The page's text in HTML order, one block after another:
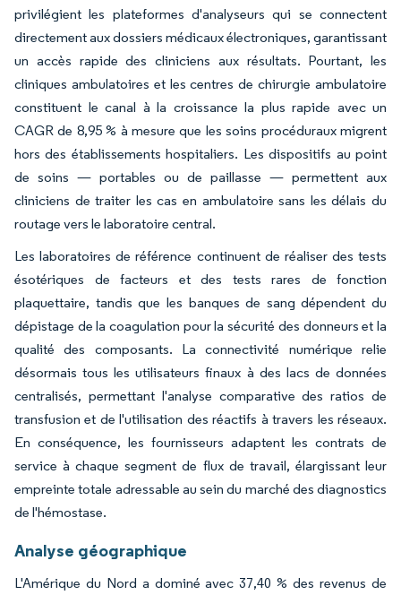
privilégient les plateformes d'analyseurs qui se connectent
directement aux dossiers médicaux électroniques, garantissant
un accès rapide des cliniciens aux résultats. Pourtant, les
cliniques ambulatoires et les centres de chirurgie ambulatoire
constituent le canal à la croissance la plus rapide avec un
CAGR de 8,95 % à mesure que les soins procéduraux migrent
hors des établissements hospitaliers. Les dispositifs au point
de soins — portables ou de paillasse — permettent aux
cliniciens de traiter les cas en ambulatoire sans les délais du
routage vers le laboratoire central.
Les laboratoires de référence continuent de réaliser des tests
ésotériques de facteurs et des tests rares de fonction
plaquettaire, tandis que les banques de sang dépendent du
dépistage de la coagulation pour la sécurité des donneurs et la
qualité des composants. La connectivité numérique relie
désormais tous les utilisateurs finaux à des lacs de données
centralisés, permettant l'analyse comparative des ratios de
transfusion et de l'utilisation des réactifs à travers les réseaux.
En conséquence, les fournisseurs adaptent les contrats de
service à chaque segment de flux de travail, élargissant leur
empreinte totale adressable au sein du marché des diagnostics
de l'hémostase.
Analyse géographique
L'Amérique du Nord a dominé avec 37,40 % des revenus de